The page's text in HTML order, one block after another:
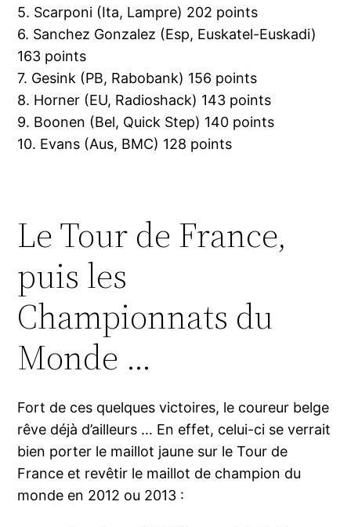
5. Scarponi (Ita, Lampre) 202 points
6. Sanchez Gonzalez (Esp, Euskatel-Euskadi)
163 points
7. Gesink (PB, Rabobank) 156 points
8. Horner (EU, Radioshack) 143 points
9. Boonen (Bel, Quick Step) 140 points
10. Evans (Aus, BMC) 128 points
Le Tour de France,
puis les
Championnats du
Monde …
Fort de ces quelques victoires, le coureur belge
rêve déjà d’ailleurs … En effet, celui-ci se verrait
bien porter le maillot jaune sur le Tour de
France et revêtir le maillot de champion du
monde en 2012 ou 2013 :